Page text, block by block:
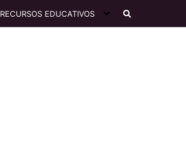
RECURSOS EDUCATIVOS